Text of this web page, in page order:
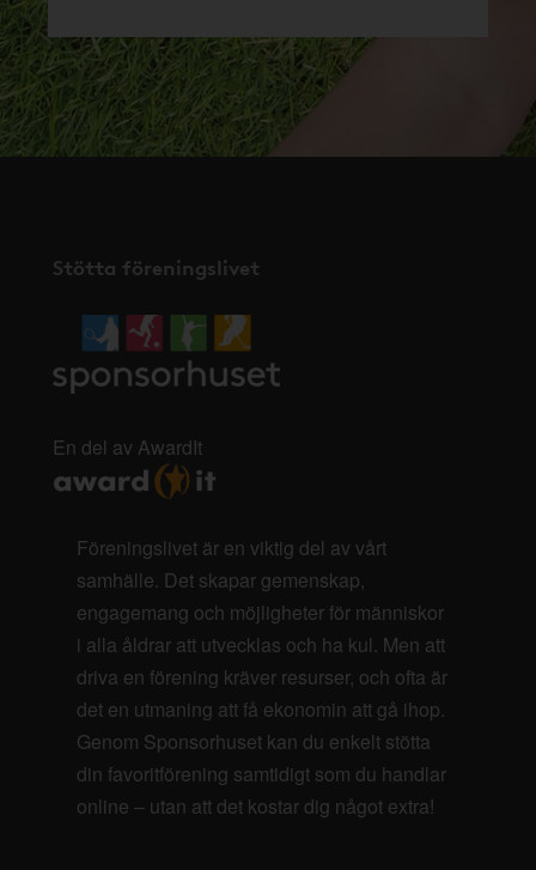
Stötta föreningslivet
En del av AwardIt
Föreningslivet är en viktig del av vårt
samhälle. Det skapar gemenskap,
engagemang och möjligheter för människor
i alla åldrar att utvecklas och ha kul. Men att
driva en förening kräver resurser, och ofta är
det en utmaning att få ekonomin att gå ihop.
Genom Sponsorhuset kan du enkelt stötta
din favoritförening samtidigt som du handlar
online – utan att det kostar dig något extra!